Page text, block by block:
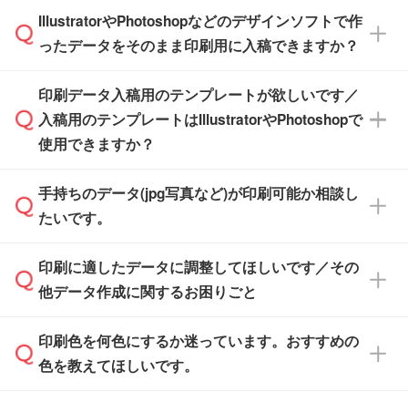
品が決まりましたらお早めのご発注をお願いい
たします。
※土日祝日を除く営業日換算です。
※沖縄・離島は追加日数がかかります。
※化粧箱から白箱への入れ替えや、オリジナル
箱の作成は原則承っておりません。
無料の「デザインシミュレーター」を使えば、
PCやスマホから簡単にデザインを作成できま
ザインソフトがなくても安心です。
また、「データ作成サービス
せいただければ、弊社にて無料でデザインデー
タを1点作成いたします。
IllustratorやPhotoshopなどのデザインソフトで作
ったデータをそのまま印刷用に入稿できますか？
IllustratorやPhotoshop、CLIP STUDIOなどのデ
ザインソフトでこだわりのデザインを作成した
い方は、完全データ入稿
積・ご注文フォームにアップロードしてご入稿
ください。
ご入稿後は経験豊富なスタッフがデータに不備
がないかチェックし、お客様と確認してから印
刷に進みますので、ご安心ください。
印刷データ入稿用のテンプレートが欲しいです／
入稿用のテンプレートはIllustratorやPhotoshopで
使用できますか？
一部商品は入稿用テンプレートのご用意があり
ます。各商品ページの『印刷方法・テンプレー
入稿用のテンプレートはPDF形式ですが、
IllustratorやPhotoshopで開いてご利用いただけ
方」をご確認ください。
手持ちのデータ(jpg写真など)が印刷可能か相談し
たいです。
印刷に適したデータ・解像度かどうか、担当ス
タッフが事前に確認いたします。
ムへ添付いただくか、担当スタッフ宛にメール
でお送りください。
印刷に適したデータに調整してほしいです／その
他データ作成に関するお困りごと
データ作成でお困りの際には、担当スタッフが
サポートいたしますのでお気軽にご相談くださ
印刷色を何色にするか迷っています。おすすめの
色を教えてほしいです。